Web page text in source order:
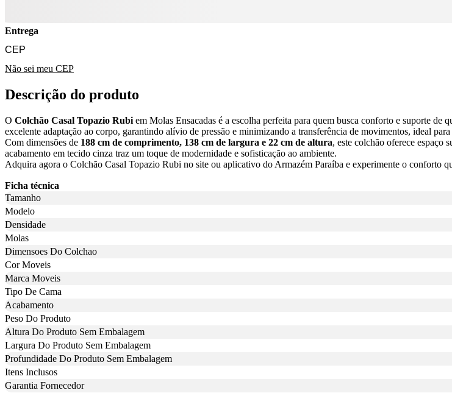
Entrega
Não sei meu CEP
Descrição do produto
O Colchão Casal Topazio Rubi em Molas Ensacadas é a escolha perfeita para quem busca conforto e suporte
excelente adaptação ao corpo, garantindo alívio de pressão e minimizando a transferência de movimentos, ideal
Com dimensões de 188 cm de comprimento, 138 cm de largura e 22 cm de altura, este colchão oferece espaço
acabamento em tecido cinza traz um toque de modernidade e sofisticação ao ambiente.
Adquira agora o Colchão Casal Topazio Rubi no site ou aplicativo do Armazém Paraíba e experimente o conforto
Ficha técnica
Tamanho
Modelo
Densidade
Molas
Dimensoes Do Colchao
Cor Moveis
Marca Moveis
Tipo De Cama
Acabamento
Peso Do Produto
Altura Do Produto Sem Embalagem
Largura Do Produto Sem Embalagem
Profundidade Do Produto Sem Embalagem
Itens Inclusos
Garantia Fornecedor